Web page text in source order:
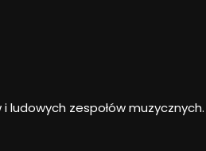
zespołów muzycznych.